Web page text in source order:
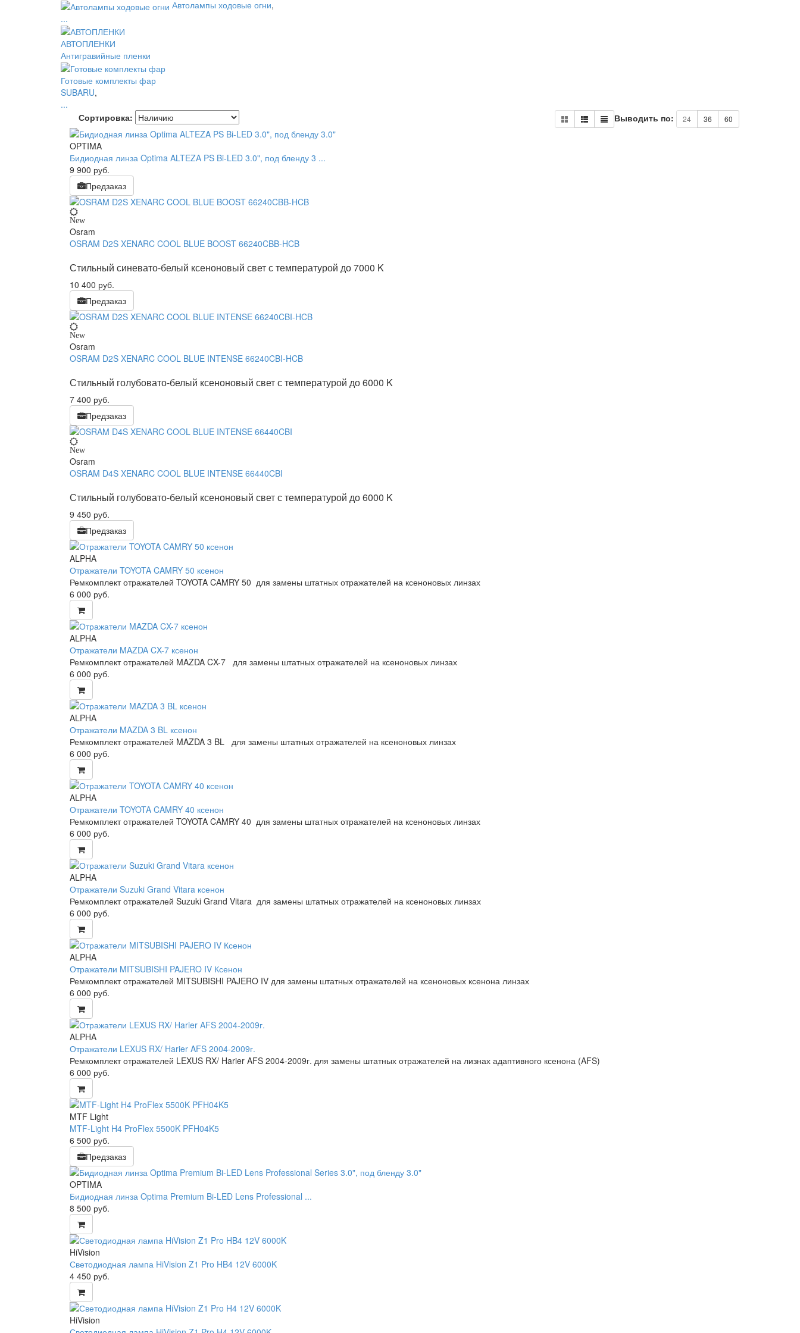
Автолампы ходовые огни,
...
АВТОПЛЕНКИ
Антигравийные пленки
Готовые комплекты фар
SUBARU,
...
Сортировка:
Выводить по: 24 36 60
OPTIMA
Бидиодная линза Optima ALTEZA PS Bi-LED 3.0", под бленду 3 ...
9 900 руб.
Предзаказ
New
Osram
OSRAM D2S XENARC COOL BLUE BOOST 66240CBB-HCB
Стильный синевато-белый ксеноновый свет с температурой до 7000 K
10 400 руб.
Предзаказ
New
Osram
OSRAM D2S XENARC COOL BLUE INTENSE 66240CBI-HCB
Стильный голубовато-белый ксеноновый свет с температурой до 6000 K
7 400 руб.
Предзаказ
New
Osram
OSRAM D4S XENARC COOL BLUE INTENSE 66440CBI
Стильный голубовато-белый ксеноновый свет с температурой до 6000 K
9 450 руб.
Предзаказ
ALPHA
Отражатели TOYOTA CAMRY 50 ксенон
Ремкомплект отражателей TOYOTA CAMRY 50 для замены штатных отражателей на ксеноновых линзах
6 000 руб.
ALPHA
Отражатели MAZDA CX-7 ксенон
Ремкомплект отражателей MAZDA CX-7 для замены штатных отражателей на ксеноновых линзах
6 000 руб.
ALPHA
Отражатели MAZDA 3 BL ксенон
Ремкомплект отражателей MAZDA 3 BL для замены штатных отражателей на ксеноновых линзах
6 000 руб.
ALPHA
Отражатели TOYOTA CAMRY 40 ксенон
Ремкомплект отражателей TOYOTA CAMRY 40 для замены штатных отражателей на ксеноновых линзах
6 000 руб.
ALPHA
Отражатели Suzuki Grand Vitara ксенон
Ремкомплект отражателей Suzuki Grand Vitara для замены штатных отражателей на ксеноновых линзах
6 000 руб.
ALPHA
Отражатели MITSUBISHI PAJERO IV Ксенон
Ремкомплект отражателей MITSUBISHI PAJERO IV для замены штатных отражателей на ксеноновых ксенона линзах
6 000 руб.
ALPHA
Отражатели LEXUS RX/ Harier AFS 2004-2009г.
Ремкомплект отражателей LEXUS RX/ Harier AFS 2004-2009г. для замены штатных отражателей на лизнах адаптивного ксенона (AFS)
6 000 руб.
MTF Light
MTF-Light H4 ProFlex 5500K PFH04K5
6 500 руб.
Предзаказ
OPTIMA
Бидиодная линза Optima Premium Bi-LED Lens Professional ...
8 500 руб.
HiVision
Светодиодная лампа HiVision Z1 Pro HB4 12V 6000K
4 450 руб.
HiVision